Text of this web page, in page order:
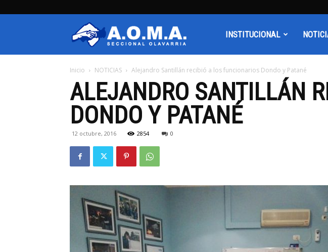
Olavarria
INSTITUCIONAL
Inicio NOTICIAS Alejandro Santillán recibió a los funcionarios Dondo y Patané
ALEJANDRO SANTILLÁN
DONDO Y PATANÉ
12 octubre, 2016 2854 0